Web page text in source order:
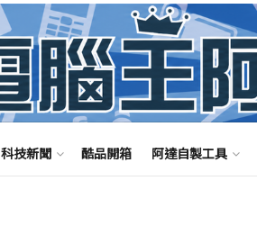
科技新聞 酷品開箱 阿達自製工具